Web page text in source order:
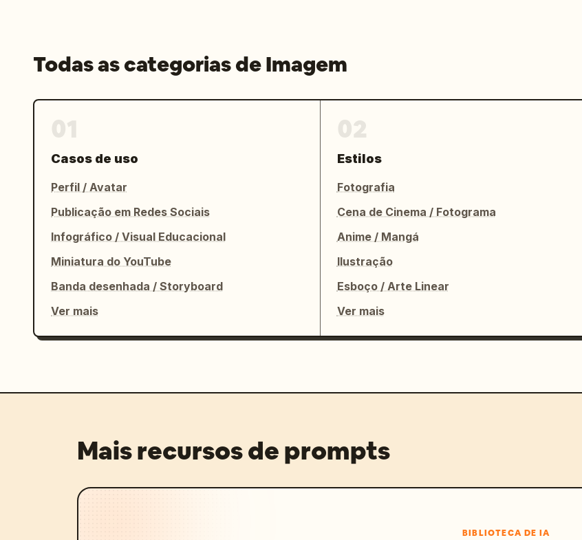
Todas as categorias de Imagem
Casos de uso
Perfil / Avatar
Publicação em Redes Sociais
Infográfico / Visual Educacional
Miniatura do YouTube
Banda desenhada / Storyboard
Ver mais
Estilos
Fotografia
Cena de Cinema / Fotograma
Anime / Mangá
Ilustração
Esboço / Arte Linear
Ver mais
Mais recursos de prompts
BIBLIOTECA DE IA